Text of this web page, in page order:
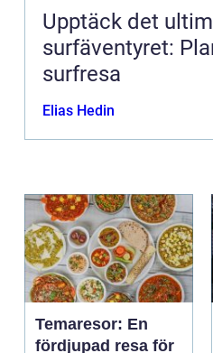
Upptäck det
surfäventyret:
surfresa
Elias Hedin
Temaresor: En
fördjupad resa för